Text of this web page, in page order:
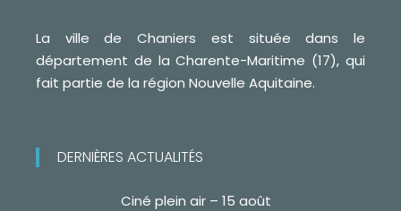
La ville de Chaniers est située dans le
département de la Charente-Maritime (17), qui
fait partie de la région Nouvelle Aquitaine.
DERNIÈRES ACTUALITÉS
Ciné plein air – 15 août